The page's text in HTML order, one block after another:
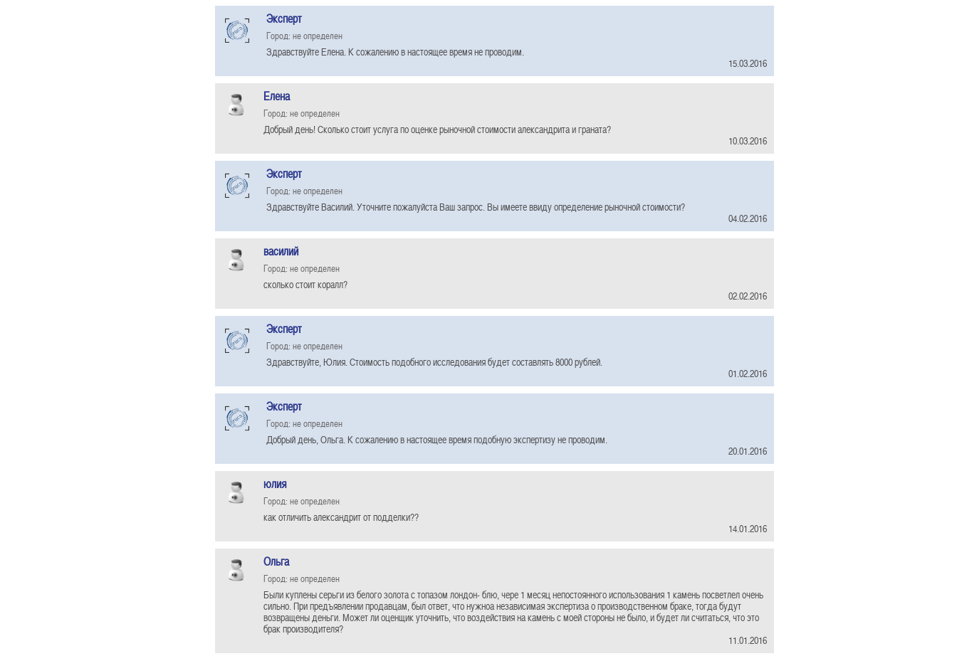
Эксперт
Город: не определен
Здравствуйте Елена. К сожалению в настоящее время не проводим.
15.03.2016
Елена
Город: не определен
Добрый день! Сколько стоит услуга по оценке рыночной стоимости александрита и граната?
10.03.2016
Эксперт
Город: не определен
Здравствуйте Василий. Уточните пожалуйста Ваш запрос. Вы имеете ввиду определение рыночной стоимости?
04.02.2016
василий
Город: не определен
сколько стоит коралл?
02.02.2016
Эксперт
Город: не определен
Здравствуйте, Юлия. Стоимость подобного исследования будет составлять 8000 рублей.
01.02.2016
Эксперт
Город: не определен
Добрый день, Ольга. К сожалению в настоящее время подобную экспертизу не проводим.
20.01.2016
юлия
Город: не определен
как отличить александрит от подделки??
14.01.2016
Ольга
Город: не определен
Были куплены серьги из белого золота с топазом лондон- блю, чере 1 месяц непостоянного использования 1 камень посветлел очень
сильно. При предъявлении продавцам, был ответ, что нужноа независимая экспертиза о производственном браке, тогда будут
возвращены деньги. Может ли оценщик уточнить, что воздействия на камень с моей стороны не было, и будет ли считаться, что это
брак производителя?
11.01.2016